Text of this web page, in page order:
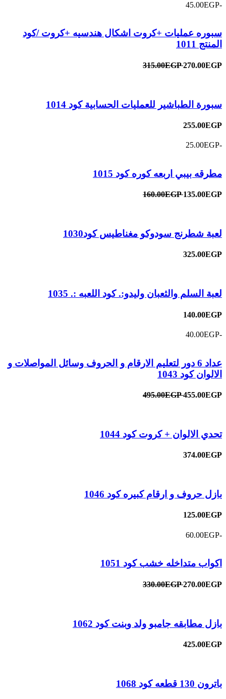
-45.00EGP
سبوره عمليات +كروت اشكال هندسيه +كروت /كود
المنتج 1011
315.00EGP270.00EGP
سبورة الطباشير للعمليات الحسابية كود 1014
255.00EGP
-25.00EGP
مطرقه بيبي اربعه كوره كود 1015
160.00EGP135.00EGP
لعبة شطرنج سودوكو مغناطيس كود1030
325.00EGP
لعبة السلم والثعبان وليدو:. كود اللعبه :. 1035
140.00EGP
-40.00EGP
عداد 6 دور لتعليم الارقام و الحروف وسائل المواصلات و
الالوان كود 1043
495.00EGP455.00EGP
تحدي الالوان + كروت كود 1044
374.00EGP
بازل حروف و ارقام كبيره كود 1046
125.00EGP
-60.00EGP
اكواب متداخله خشب كود 1051
330.00EGP270.00EGP
بازل مطابقه جامبو ولد وبنت كود 1062
425.00EGP
باترون 130 قطعه كود 1068